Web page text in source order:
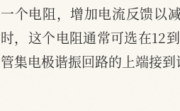
一个电阻，增加电流反馈以
时，这个电阻通常可选在12
管集电极谐振回路的上端接